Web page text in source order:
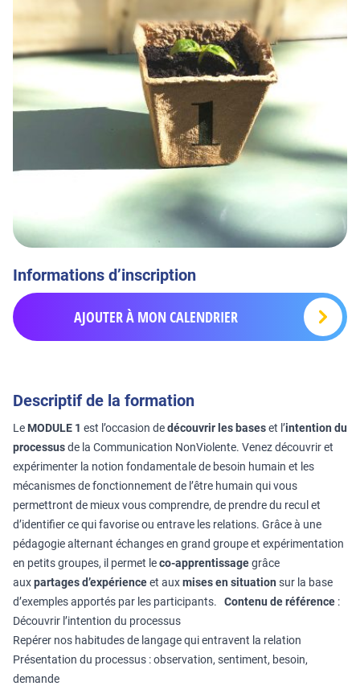
Informations d’inscription
AJOUTER À MON CALENDRIER
Descriptif de la formation
Le MODULE 1 est l’occasion dedécouvrir les baseset l’intention du
processusde la Communication NonViolente. Venez découvrir et
expérimenter la notion fondamentale de besoin humain et les
mécanismes de fonctionnement de l’être humain qui vous
permettront de mieux vous comprendre, de prendre du recul et
d’identifier ce qui favorise ou entrave les relations. Grâce à une
pédagogie alternant échanges en grand groupe et expérimentation
en petits groupes, il permet leco-apprentissagegrâce
auxpartages d’expérienceet auxmises en situation sur la base
d’exemples apportés par les participants. Contenu de référence :
Découvrir l’intention du processus
Repérer nos habitudes de langage qui entravent la relation
Présentation du processus : observation, sentiment, besoin,
demande